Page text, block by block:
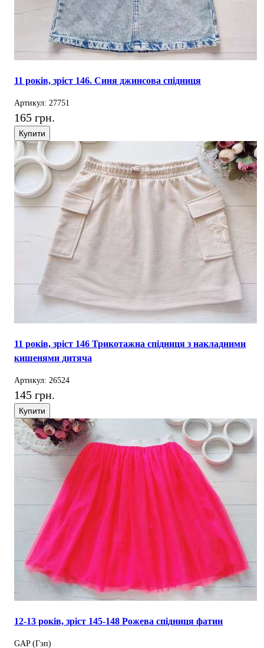
11 років, зріст 146. Синя джинсова спідниця
Артикул: 27751
165 грн.
Купити
11 років, зріст 146 Трикотажна спідниця з накладними
кишенями дитяча
Артикул: 26524
145 грн.
Купити
12-13 років, зріст 145-148 Рожева спідниця фатин
GAP (Гэп)